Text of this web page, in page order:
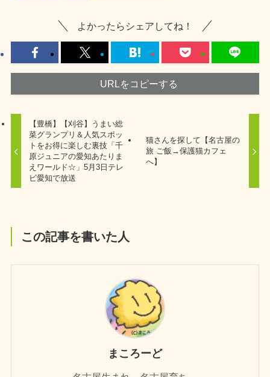
よかったらシェアしてね！
URLをコピーする
【豊橋】【刈谷】うまい総
菜グランプリ＆人気スポッ
トをお得に楽しむ裏技「千
原ジュニアの愛知あたりま
えワールド☆」5月3日テレ
ビ愛知で放送
猫さんを探して【名古屋の
旅 ご飯→保護猫カフェ
へ】
この記事を書いた人
まころーど